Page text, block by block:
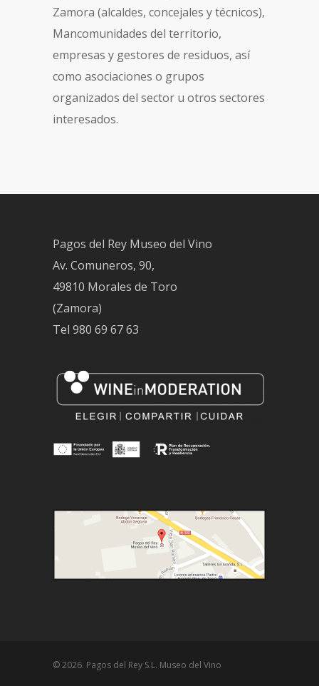
Zamora (alcaldes, concejales y técnicos),
Mancomunidades del territorio,
empresas y gestores de residuos, así
como asociaciones o grupos
organizados del sector u otros sectores
interesados.
Pagos del Rey Museo del Vino
Av. Comuneros, 90,
49810 Morales de Toro
(Zamora)
Tel 980 69 67 63
© 2026. Pagos del Rey S.L. Museo del Vino